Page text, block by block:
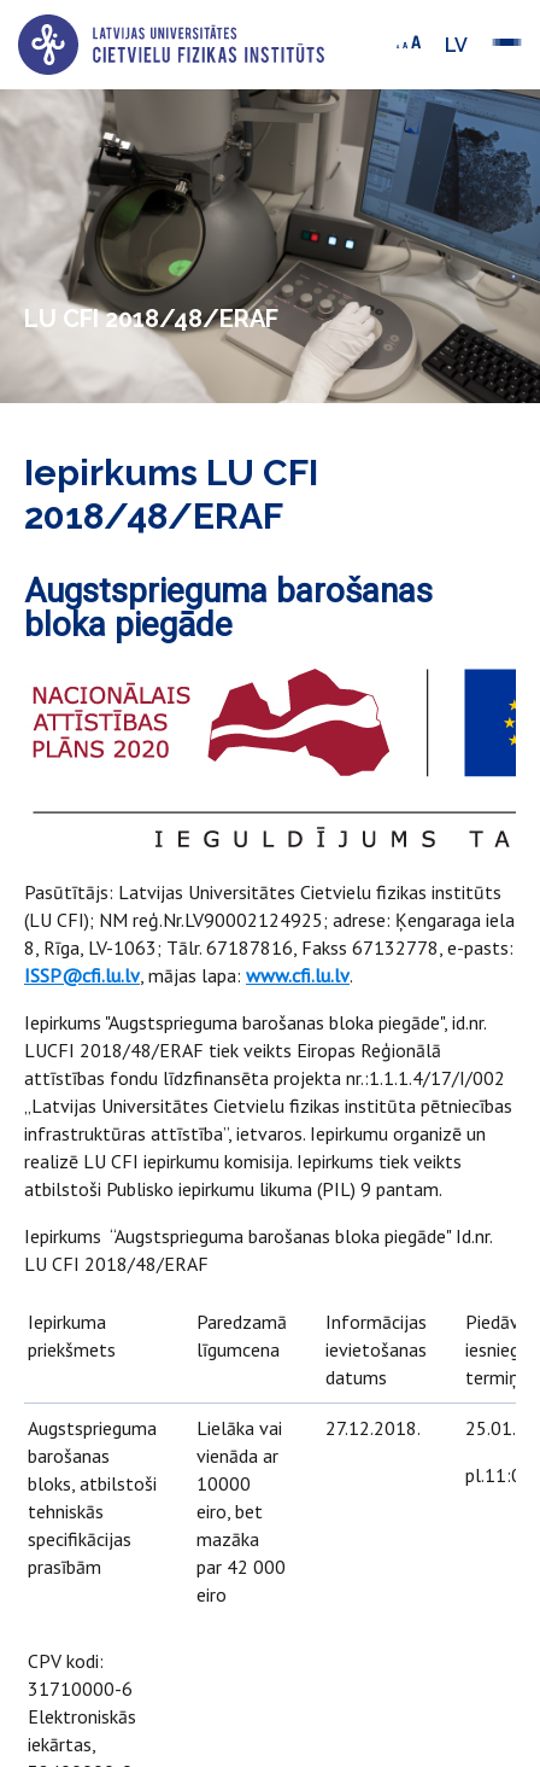
LV
LU CFI 2018/48/ERAF
Iepirkums LU CFI
2018/48/ERAF
Augstsprieguma barošanas
bloka piegāde
Pasūtītājs: Latvijas Universitātes Cietvielu fizikas institūts
(LU CFI); NM reģ.Nr.LV90002124925; adrese: Ķengaraga iela
8, Rīga, LV-1063; Tālr. 67187816, Fakss 67132778, e-pasts:
ISSP@cfi.lu.lv, mājas lapa: www.cfi.lu.lv.
Iepirkums "Augstsprieguma barošanas bloka piegāde", id.nr.
LUCFI 2018/48/ERAF tiek veikts Eiropas Reģionālā
attīstības fondu līdzfinansēta projekta nr.:1.1.1.4/17/I/002
„Latvijas Universitātes Cietvielu fizikas institūta pētniecības
infrastruktūras attīstība”, ietvaros. Iepirkumu organizē un
realizē LU CFI iepirkumu komisija. Iepirkums tiek veikts
atbilstoši Publisko iepirkumu likuma (PIL) 9 pantam.
Iepirkums “Augstsprieguma barošanas bloka piegāde" Id.nr.
LU CFI 2018/48/ERAF
Iepirkuma
priekšmets
Paredzamā
līgumcena
Informācijas
ievietošanas
datums
termiņš
Augstsprieguma
barošanas
bloks, atbilstoši
tehniskās
specifikācijas
prasībām
CPV kodi:
31710000-6
Elektroniskās
iekārtas,
Lielāka vai
vienāda ar
10000
eiro, bet
mazāka
par 42 000
eiro
27.12.2018.
pl.11:00